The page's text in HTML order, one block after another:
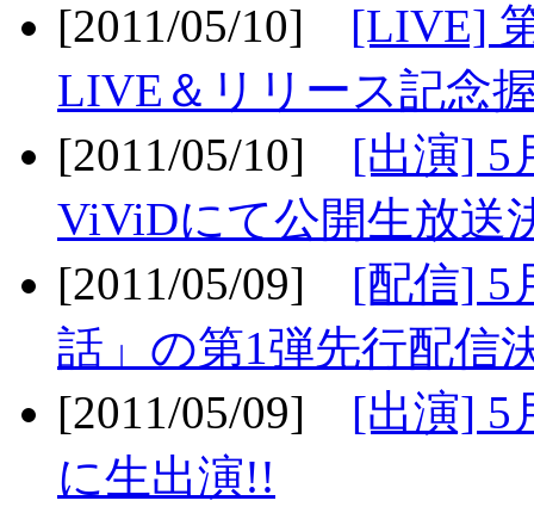
[2011/05/10] [LIVE]
LIVE＆リリース記念
[2011/05/10] [出演] 5
ViViDにて公開生放送
[2011/05/09] [配信] 5
話」の第1弾先行配信
[2011/05/09] [出演] 5
に生出演!!